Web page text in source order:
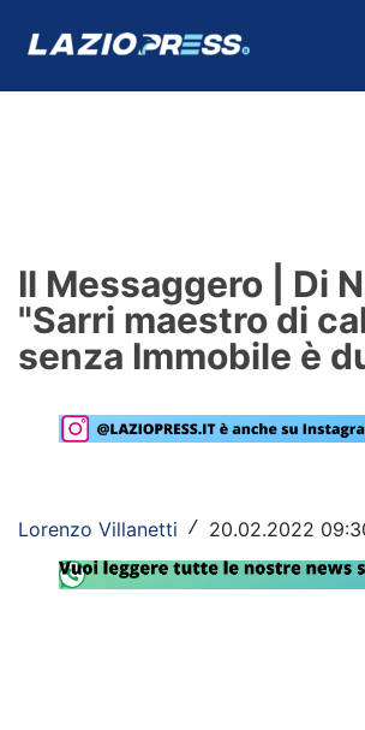
Formello
Infortuni
Primavera
Lazio Women
Rassegna Lazio
Il Messaggero | Di
"Sarri maestro di
senza Immobile è
Lorenzo Villanetti / 20.02.2022